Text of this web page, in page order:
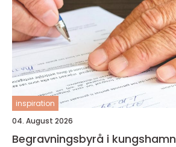
inspiration
04. August 2026
Begravningsbyrå i kungshamn stöd, struktur